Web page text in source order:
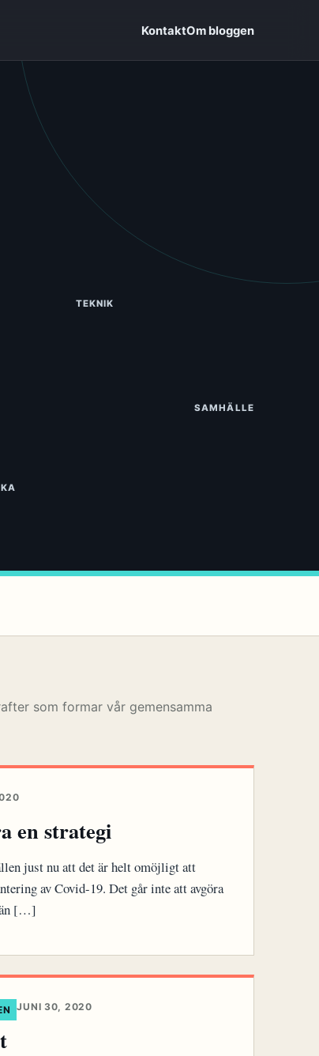
KontaktOm bloggen
TEKNIK
SAMHÄLLE
som formar vår gemensamma
en strategi
just nu att det är helt omöjligt att
av Covid-19. Det går inte att avgöra
[…]
JUNI 30, 2020